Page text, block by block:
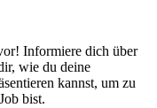
Informiere dich über
wie du deine
kannst, um zu
bist.